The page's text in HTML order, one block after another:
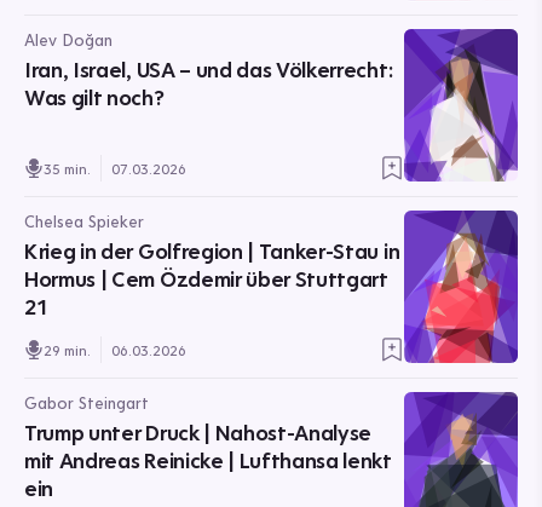
Alev Doğan
Iran, Israel, USA – und das Völkerrecht:
Was gilt noch?
35 min. 07.03.2026
Chelsea Spieker
Krieg in der Golfregion | Tanker-Stau in
Hormus | Cem Özdemir über Stuttgart
21
29 min. 06.03.2026
Gabor Steingart
Trump unter Druck | Nahost-Analyse
mit Andreas Reinicke | Lufthansa lenkt
ein